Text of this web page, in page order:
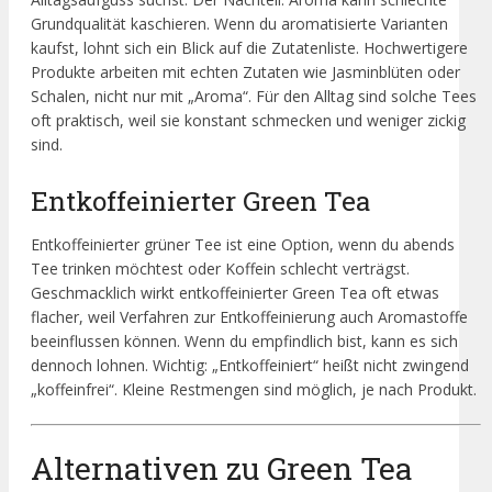
Grundqualität kaschieren. Wenn du aromatisierte Varianten
kaufst, lohnt sich ein Blick auf die Zutatenliste. Hochwertigere
Produkte arbeiten mit echten Zutaten wie Jasminblüten oder
Schalen, nicht nur mit „Aroma“. Für den Alltag sind solche Tees
oft praktisch, weil sie konstant schmecken und weniger zickig
sind.
Entkoffeinierter Green Tea
Entkoffeinierter grüner Tee ist eine Option, wenn du abends
Tee trinken möchtest oder Koffein schlecht verträgst.
Geschmacklich wirkt entkoffeinierter Green Tea oft etwas
flacher, weil Verfahren zur Entkoffeinierung auch Aromastoffe
beeinflussen können. Wenn du empfindlich bist, kann es sich
dennoch lohnen. Wichtig: „Entkoffeiniert“ heißt nicht zwingend
„koffeinfrei“. Kleine Restmengen sind möglich, je nach Produkt.
Alternativen zu Green Tea